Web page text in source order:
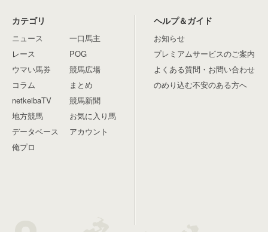
カテゴリ
ニュース
レース
ウマい馬券
コラム
netkeibaTV
地方競馬
データベース
俺プロ
一口馬主
POG
競馬広場
まとめ
競馬新聞
お気に入り馬
アカウント
ヘルプ＆ガイド
お知らせ
プレミアムサービスのご案内
よくある質問・お問い合わせ
のめり込む不安のある方へ